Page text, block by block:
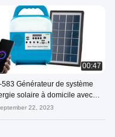
00:47
583 Générateur de système
solaire à domicile avec
d'énergie et lampe de
22, 2023